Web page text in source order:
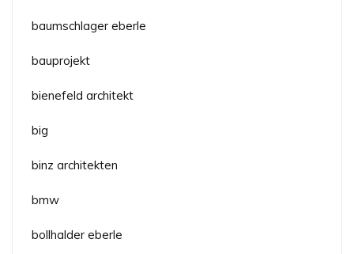
baumschlager eberle
bauprojekt
bienefeld architekt
big
binz architekten
bmw
bollhalder eberle